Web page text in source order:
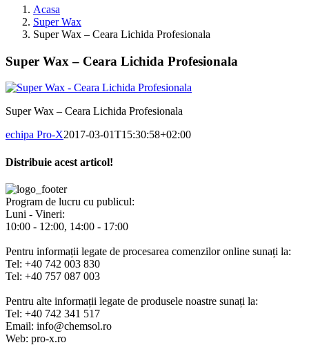
Acasa
Super Wax
Super Wax – Ceara Lichida Profesionala
Super Wax – Ceara Lichida Profesionala
Super Wax – Ceara Lichida Profesionala
echipa Pro-X2017-03-01T15:30:58+02:00
Distribuie acest articol!
Facebook
X
Pinterest
E-
mail:
Program de lucru cu publicul:
Luni - Vineri:
10:00 - 12:00, 14:00 - 17:00
Pentru informații legate de procesarea comenzilor online sunați la:
Tel: +40 742 003 830
Tel: +40 757 087 003
Pentru alte informații legate de produsele noastre sunați la:
Tel: +40 742 341 517
Email: info@chemsol.ro
Web: pro-x.ro